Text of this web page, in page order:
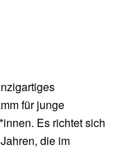
für junge
Es richtet sich
die im